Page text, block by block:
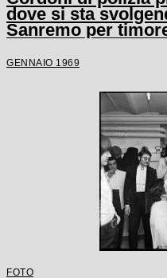
dove si sta
Sanremo per
GENNAIO 1969
FOTO